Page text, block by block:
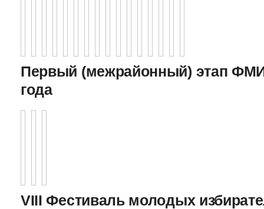
Первый (межрайонный) этап
года
VIII Фестиваль молодых